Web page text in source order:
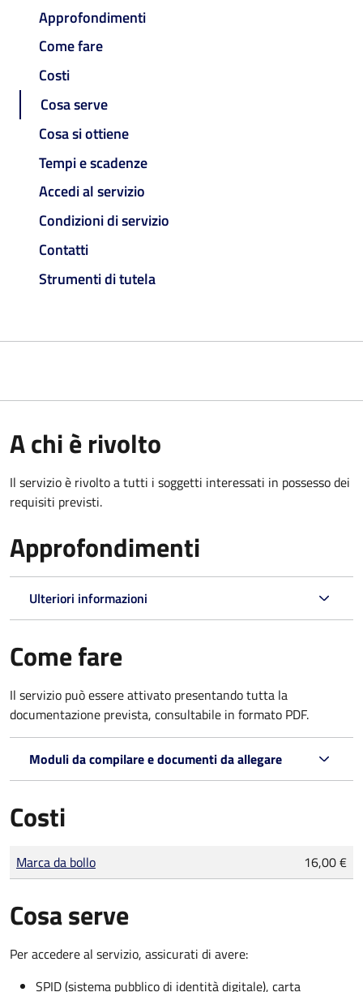
Approfondimenti
Come fare
Costi
Cosa serve
Cosa si ottiene
Tempi e scadenze
Accedi al servizio
Condizioni di servizio
Contatti
Strumenti di tutela
A chi è rivolto
Il servizio è rivolto a tutti i soggetti interessati in possesso dei
requisiti previsti.
Approfondimenti
Ulteriori informazioni
Come fare
Il servizio può essere attivato presentando tutta la
documentazione prevista, consultabile in formato PDF.
Moduli da compilare e documenti da allegare
Costi
Tipo di pagamento
Importo
Marca da bollo 16,00 €
Cosa serve
Per accedere al servizio, assicurati di avere:
SPID (sistema pubblico di identità digitale), carta